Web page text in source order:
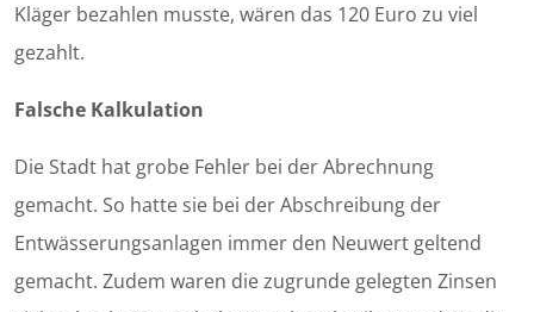
Kläger bezahlen musste, wären das 120 Euro zu viel
gezahlt.
Falsche Kalkulation
Die Stadt hat grobe Fehler bei der Abrechnung
gemacht. So hatte sie bei der Abschreibung der
Entwässerungsanlagen immer den Neuwert geltend
gemacht. Zudem waren die zugrunde gelegten Zinsen